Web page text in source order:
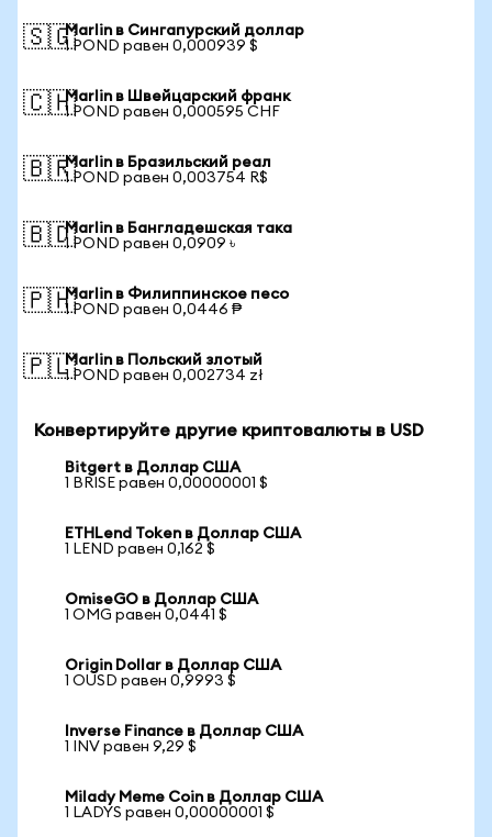
🇸🇬Marlin в Сингапурский доллар
1 POND равен 0,000939 $
🇨🇭Marlin в Швейцарский франк
1 POND равен 0,000595 CHF
🇧🇷Marlin в Бразильский реал
1 POND равен 0,003754 R$
🇧🇩Marlin в Бангладешская така
1 POND равен 0,0909 ৳
🇵🇭Marlin в Филиппинское песо
1 POND равен 0,0446 ₱
🇵🇱Marlin в Польский злотый
1 POND равен 0,002734 zł
Конвертируйте другие криптовалюты в USD
Bitgert в Доллар США
1 BRISE равен 0,00000001 $
ETHLend Token в Доллар США
1 LEND равен 0,162 $
OmiseGO в Доллар США
1 OMG равен 0,0441 $
Origin Dollar в Доллар США
1 OUSD равен 0,9993 $
Inverse Finance в Доллар США
1 INV равен 9,29 $
Milady Meme Coin в Доллар США
1 LADYS равен 0,00000001 $